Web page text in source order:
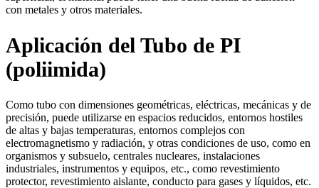
con metales y otros materiales.
Aplicación del Tubo de PI
(poliimida)
Como tubo con dimensiones geométricas, eléctricas, mecánicas y de
precisión, puede utilizarse en espacios reducidos, entornos hostiles
de altas y bajas temperaturas, entornos complejos con
electromagnetismo y radiación, y otras condiciones de uso, como en
organismos y subsuelo, centrales nucleares, instalaciones
industriales, instrumentos y equipos, etc., como revestimiento
protector, revestimiento aislante, conducto para gases y líquidos, etc.